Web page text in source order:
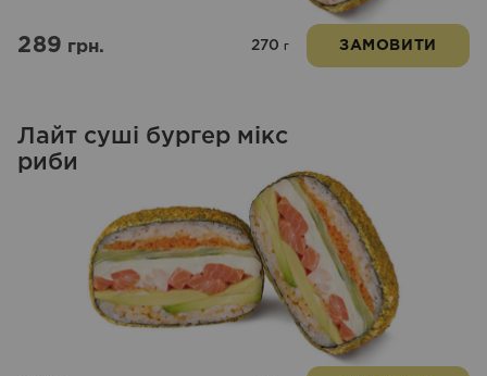
289грн. 270 г ЗАМОВИТИ
Лайт суші бургер мікс
риби